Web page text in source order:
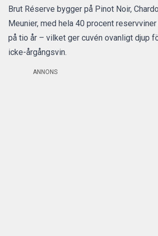
Brut Réserve bygger på Pinot Noir,
Meunier, med hela 40 procent
på tio år – vilket ger cuvén ovanligt djup
icke-årgångsvin.
ANNONS